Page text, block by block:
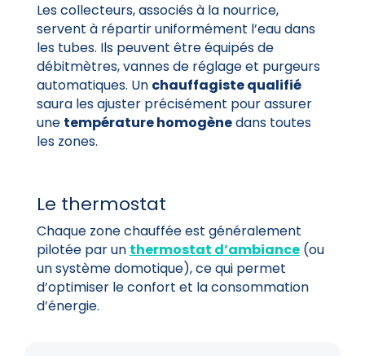
Les collecteurs, associés à la nourrice,
servent à répartir uniformément l’eau dans
les tubes. Ils peuvent être équipés de
débitmètres, vannes de réglage et purgeurs
automatiques. Un chauffagiste qualifié
saura les ajuster précisément pour assurer
une température homogènedans toutes
les zones.
Le thermostat
Chaque zone chauffée est généralement
pilotée par un thermostat d’ambiance(ou
un système domotique), ce qui permet
d’optimiser le confort et la consommation
d’énergie.